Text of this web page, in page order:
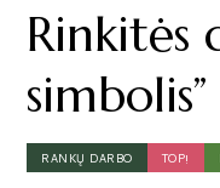
Rinkitės
simbolis”
RANKŲ DARBO TOP!